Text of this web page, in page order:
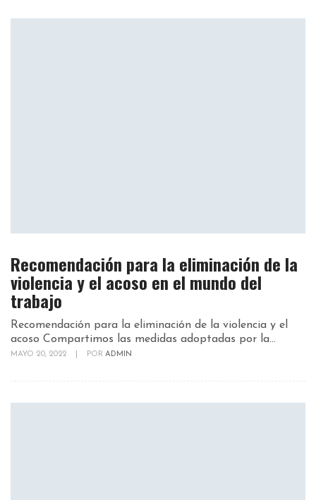
Recomendación para la eliminación de la
violencia y el acoso en el mundo del
trabajo
Recomendación para la eliminación de la violencia y el
acoso Compartimos las medidas adoptadas por la...
MAYO 20, 2022 POR ADMIN